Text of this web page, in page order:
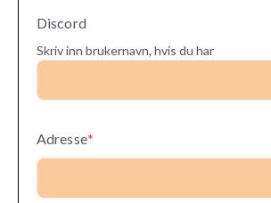
Discord
Skriv inn brukernavn, hvis du har
Adresse*